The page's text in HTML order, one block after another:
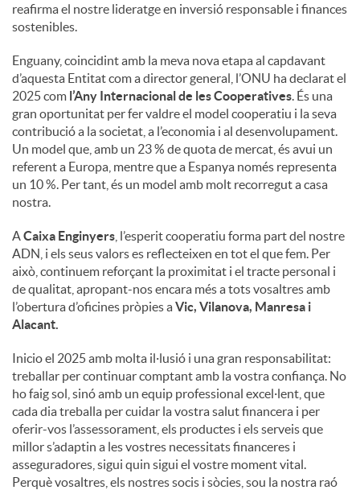
reafirma el nostre lideratge en inversió responsable i finances
sostenibles.
Enguany, coincidint amb la meva nova etapa al capdavant
d’aquesta Entitat com a director general, l’ONU ha declarat el
2025 com l’Any Internacional de les Cooperatives. És una
gran oportunitat per fer valdre el model cooperatiu i la seva
contribució a la societat, a l’economia i al desenvolupament.
Un model que, amb un 23 % de quota de mercat, és avui un
referent a Europa, mentre que a Espanya només representa
un 10 %. Per tant, és un model amb molt recorregut a casa
nostra.
ACaixa Enginyers , l’esperit cooperatiu forma part del nostre
ADN, i els seus valors es reflecteixen en tot el que fem. Per
això, continuem reforçant la proximitat i el tracte personal i
de qualitat, apropant-nos encara més a tots vosaltres amb
l’obertura d’oficines pròpies aVic, Vilanova, Manresa i
Alacant.
Inicio el 2025 amb molta il·lusió i una gran responsabilitat:
treballar per continuar comptant amb la vostra confiança. No
ho faig sol, sinó amb un equip professional excel·lent, que
cada dia treballa per cuidar la vostra salut financera i per
oferir-vos l’assessorament, els productes i els serveis que
millor s’adaptin a les vostres necessitats financeres i
asseguradores, sigui quin sigui el vostre moment vital.
Perquè vosaltres, els nostres socis i sòcies, sou la nostra raó